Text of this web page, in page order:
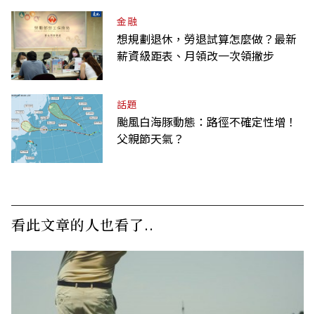
金融
想規劃退休，勞退試算怎麼做？最新
薪資級距表、月領改一次領撇步
話題
颱風白海豚動態：路徑不確定性增！
父親節天氣？
看此文章的人也看了..